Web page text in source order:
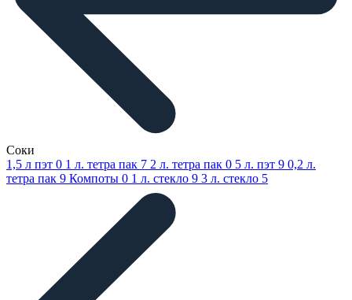
Соки
1,5 л пэт 0 1 л. тетра пак 7 2 л. тетра пак 0 5 л. пэт 9 0,2 л.
тетра пак 9 Компоты 0 1 л. стекло 9 3 л. стекло 5